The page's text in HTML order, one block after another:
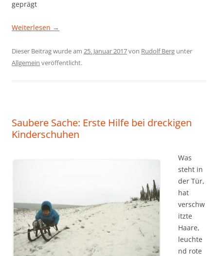
geprägt
Weiterlesen →
Dieser Beitrag wurde am 25. Januar 2017von Rudolf Berg unter
Allgemein veröffentlicht.
Saubere Sache: Erste Hilfe bei dreckigen
Kinderschuhen
Was
steht in
der Tür,
hat
verschw
itzte
Haare,
leuchte
nd rote